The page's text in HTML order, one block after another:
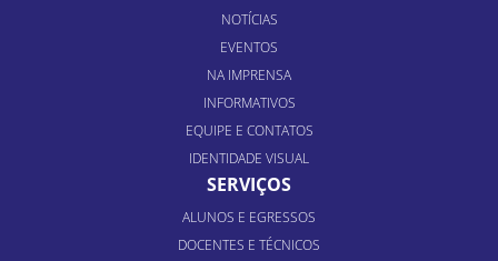
NOTÍCIAS
EVENTOS
NA IMPRENSA
INFORMATIVOS
EQUIPE E CONTATOS
IDENTIDADE VISUAL
SERVIÇOS
ALUNOS E EGRESSOS
DOCENTES E TÉCNICOS